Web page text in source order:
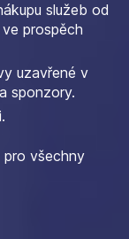
služeb od
prospěch
uzavřené v
sponzory.
všechny